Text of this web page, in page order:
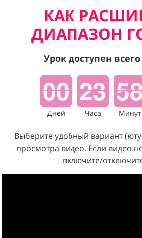
КАК
ДИАПАЗОН
Урок доступен всего
00
Дней
23
Часа
58
Минут
Выберите удобный вариант
просмотра видео. Если видео
включите/